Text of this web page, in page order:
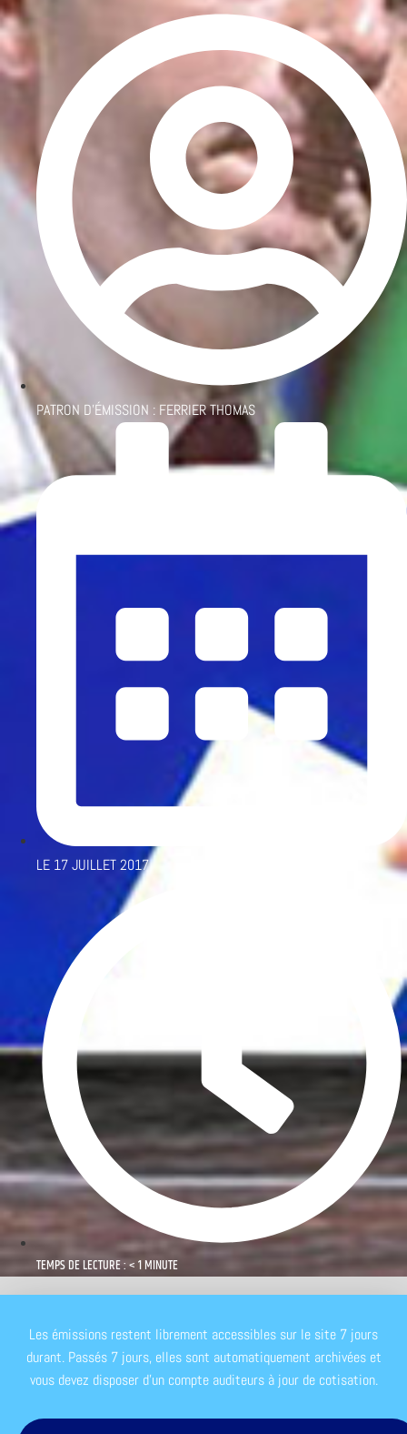
PATRON D'ÉMISSION : FERRIER THOMAS
LE 17 JUILLET 2017
TEMPS DE LECTURE : < 1 MINUTE
Les émissions restent librement accessibles sur le site 7 jours
durant. Passés 7 jours, elles sont automatiquement archivées et
vous devez disposer d'un compte auditeurs à jour de cotisation.